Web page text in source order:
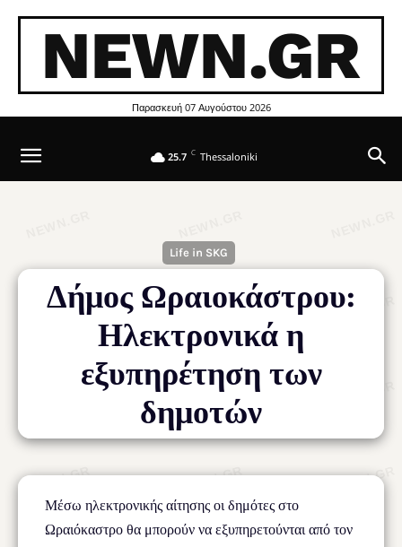
NEWN.GR
Παρασκευή 07 Αυγούστου 2026
25.7 C Thessaloniki
Life in SKG
Δήμος Ωραιοκάστρου:
Ηλεκτρονικά η
εξυπηρέτηση των
δημοτών
Μέσω ηλεκτρονικής αίτησης οι δημότες στο
Ωραιόκαστρο θα μπορούν να εξυπηρετούνται από τον